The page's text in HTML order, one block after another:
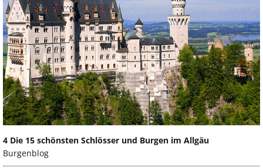
4 Die 15 schönsten Schlösser und Burgen im Allgäu
Burgenblog